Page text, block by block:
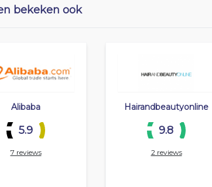
bekeken ook
Alibaba
5.9
7 reviews
Hairandbeautyonline
9.8
2 reviews